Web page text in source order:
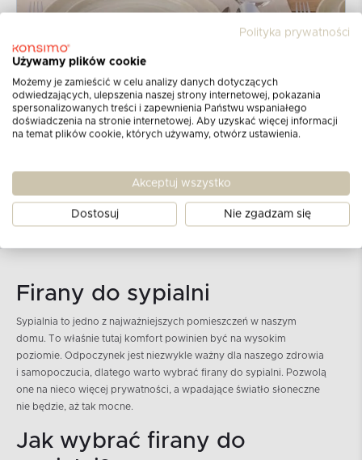
Firany do sypialni
Sypialnia to jedno z najważniejszych pomieszczeń w naszym
domu. To właśnie tutaj komfort powinien być na wysokim
poziomie. Odpoczynek jest niezwykle ważny dla naszego zdrowia
i samopoczucia, dlatego warto wybrać firany do sypialni. Pozwolą
one na nieco więcej prywatności, a wpadające światło słoneczne
nie będzie, aż tak mocne.
Jak wybrać firany do
Polityka prywatności
Używamy plików cookie
Możemy je zamieścić w celu analizy danych dotyczących
odwiedzających, ulepszenia naszej strony internetowej, pokazania
spersonalizowanych treści i zapewnienia Państwu wspaniałego
doświadczenia na stronie internetowej. Aby uzyskać więcej informacji
na temat plików cookie, których używamy, otwórz ustawienia.
Akceptuj wszystko
Dostosuj Nie zgadzam się